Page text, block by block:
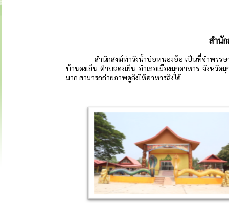
สำนั
สำนักสงฆ์ท่าวังน้ำบ่อหนองอ้อ เป็นที่จำพรรษาแ
บ้านดงเย็น ตำบลดงเย็น อำเภอเมืองมุกดาหาร จังหวั
มาก สามารถถ่ายภาพดูลิงให้อาหารลิงได้